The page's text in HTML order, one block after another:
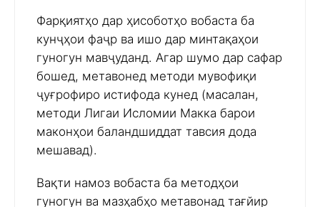
Фарқиятҳо дар ҳисоботҳо вобаста ба
кунҷҳои фаҷр ва ишо дар минтақаҳои
гуногун мавҷуданд. Агар шумо дар сафар
бошед, метавонед методи мувофиқи
ҷуғрофиро истифода кунед (масалан,
методи Лигаи Исломии Макка барои
маконҳои баландшиддат тавсия дода
мешавад).
Вақти намоз вобаста ба методҳои
гуногун ва мазҳабҳо метавонад тағйир